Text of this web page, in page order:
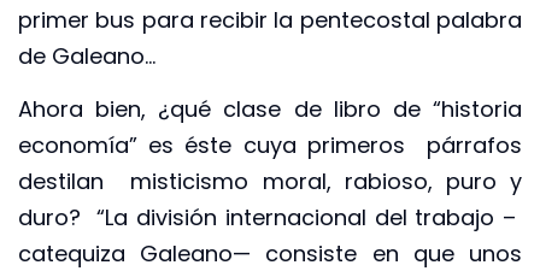
primer bus para recibir la pentecostal palabra
de Galeano…
Ahora bien, ¿qué clase de libro de “historia
economía” es éste cuya primeros párrafos
destilan misticismo moral, rabioso, puro y
duro? “La división internacional del trabajo –
catequiza Galeano— consiste en que unos